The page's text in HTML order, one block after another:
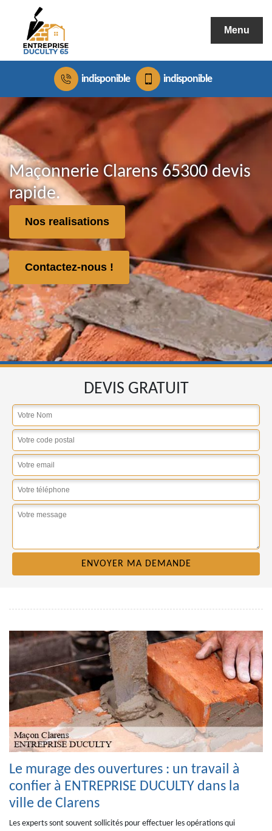
Menu
indisponible indisponible
Maçonnerie Clarens 65300 devis
rapide.
Nos realisations
Contactez-nous !
DEVIS GRATUIT
Le murage des ouvertures : un travail à
confier à ENTREPRISE DUCULTY dans la
ville de Clarens
Les experts sont souvent sollicités pour effectuer les opérations qui